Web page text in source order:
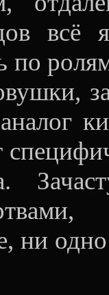
всё
по
ни